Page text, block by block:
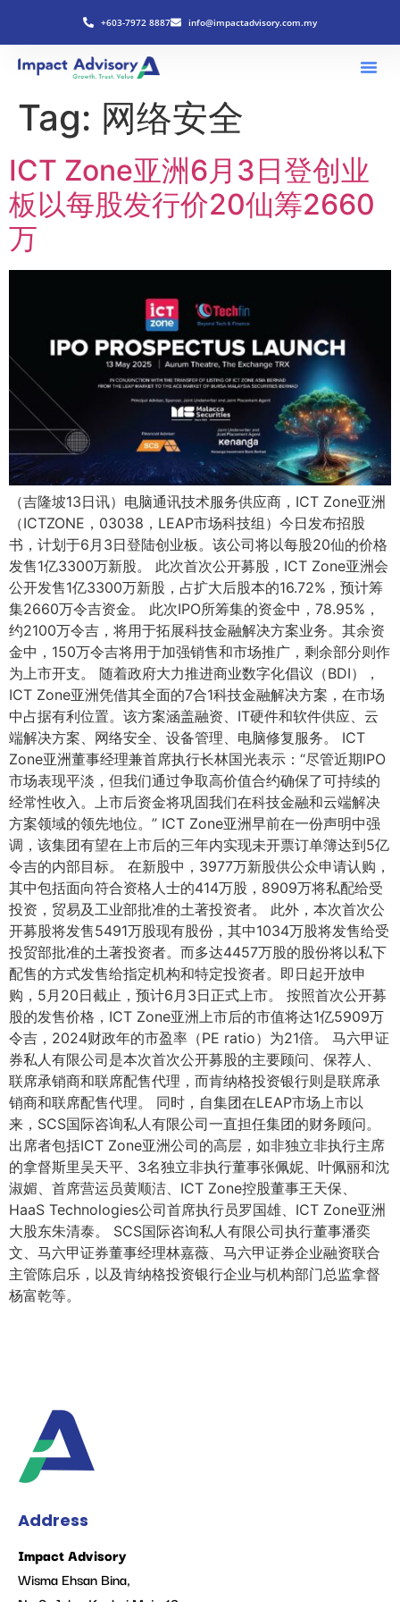
+603-7972 8887 info@impactadvisory.com.my
Tag: 网络安全
ICT Zone亚洲6月3日登创业
板以每股发行价20仙筹2660
万
（吉隆坡13日讯）电脑通讯技术服务供应商，ICT Zone亚洲
（ICTZONE，03038，LEAP市场科技组）今日发布招股
书，计划于6月3日登陆创业板。该公司将以每股20仙的价格
发售1亿3300万新股。 此次首次公开募股，ICT Zone亚洲会
公开发售1亿3300万新股，占扩大后股本的16.72%，预计筹
集2660万令吉资金。 此次IPO所筹集的资金中，78.95%，
约2100万令吉，将用于拓展科技金融解决方案业务。其余资
金中，150万令吉将用于加强销售和市场推广，剩余部分则作
为上市开支。 随着政府大力推进商业数字化倡议（BDI），
ICT Zone亚洲凭借其全面的7合1科技金融解决方案，在市场
中占据有利位置。该方案涵盖融资、IT硬件和软件供应、云
端解决方案、网络安全、设备管理、电脑修复服务。 ICT
Zone亚洲董事经理兼首席执行长林国光表示：“尽管近期IPO
市场表现平淡，但我们通过争取高价值合约确保了可持续的
经常性收入。上市后资金将巩固我们在科技金融和云端解决
方案领域的领先地位。” ICT Zone亚洲早前在一份声明中强
调，该集团有望在上市后的三年内实现未开票订单簿达到5亿
令吉的内部目标。 在新股中，3977万新股供公众申请认购，
其中包括面向符合资格人士的414万股，8909万将私配给受
投资，贸易及工业部批准的土著投资者。 此外，本次首次公
开募股将发售5491万股现有股份，其中1034万股将发售给受
投贸部批准的土著投资者。而多达4457万股的股份将以私下
配售的方式发售给指定机构和特定投资者。即日起开放申
购，5月20日截止，预计6月3日正式上市。 按照首次公开募
股的发售价格，ICT Zone亚洲上市后的市值将达1亿5909万
令吉，2024财政年的市盈率（PE ratio）为21倍。 马六甲证
券私人有限公司是本次首次公开募股的主要顾问、保荐人、
联席承销商和联席配售代理，而肯纳格投资银行则是联席承
销商和联席配售代理。 同时，自集团在LEAP市场上市以
来，SCS国际咨询私人有限公司一直担任集团的财务顾问。
出席者包括ICT Zone亚洲公司的高层，如非独立非执行主席
的拿督斯里吴天平、3名独立非执行董事张佩妮、叶佩丽和沈
淑媚、首席营运员黄顺洁、ICT Zone控股董事王天保、
HaaS Technologies公司首席执行员罗国雄、ICT Zone亚洲
大股东朱清泰。 SCS国际咨询私人有限公司执行董事潘奕
文、马六甲证券董事经理林嘉薇、马六甲证券企业融资联合
主管陈启乐，以及肯纳格投资银行企业与机构部门总监拿督
杨富乾等。
Address
Impact Advisory
Wisma Ehsan Bina,